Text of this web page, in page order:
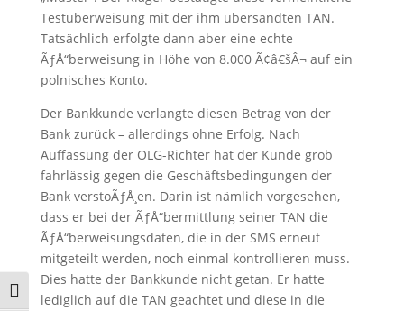
Umschalten auf hohe Kontraste
Testüberweisung mit der ihm übersandten TAN.
Tatsächlich erfolgte dann aber eine echte
ÃƒÅ“berweisung in Höhe von 8.000 Ã¢â€šÂ¬ auf ein
polnisches Konto.
Der Bankkunde verlangte diesen Betrag von der
Bank zurück – allerdings ohne Erfolg. Nach
Auffassung der OLG-Richter hat der Kunde grob
fahrlässig gegen die Geschäftsbedingungen der
Bank verstoÃƒÅ¸en. Darin ist nämlich vorgesehen,
dass er bei der ÃƒÅ“bermittlung seiner TAN die
ÃƒÅ“berweisungsdaten, die in der SMS erneut
mitgeteilt werden, noch einmal kontrollieren muss.
Dies hatte der Bankkunde nicht getan. Er hatte
lediglich auf die TAN geachtet und diese in die